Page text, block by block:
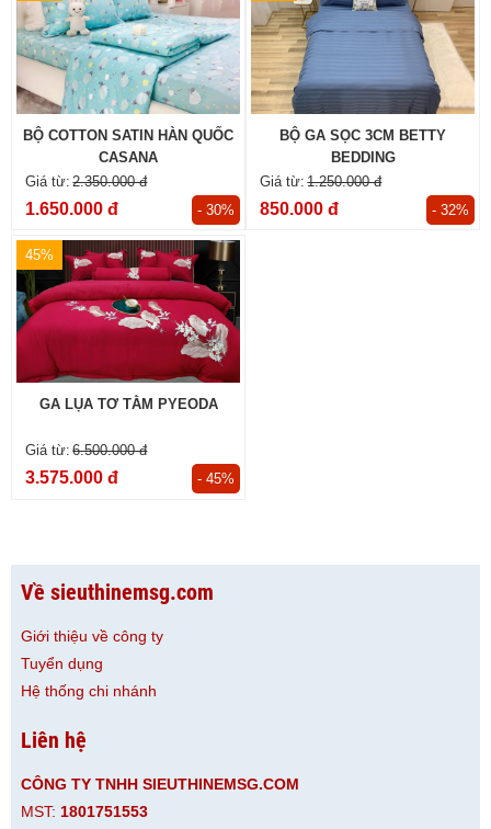
BỘ COTTON SATIN HÀN QUỐC
CASANA
2.350.000 đ
1.650.000 đ - 30%
BỘ GA SỌC 3CM BETTY
BEDDING
1.250.000 đ
850.000 đ - 32%
45%
GA LỤA TƠ TẰM PYEODA
6.500.000 đ
3.575.000 đ - 45%
Về sieuthinemsg.com
Giới thiệu về công ty
Tuyển dụng
Hệ thống chi nhánh
Liên hệ
CÔNG TY TNHH SIEUTHINEMSG.COM
MST: 1801751553